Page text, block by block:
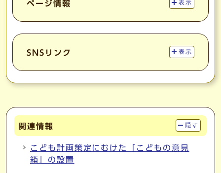
ページ情報 表示
SNSリンク 表示
関連情報 隠す
こども計画策定にむけた「こどもの意見
箱」の設置